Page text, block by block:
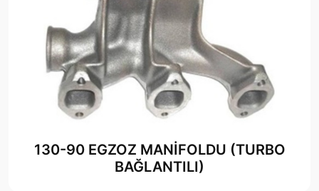
130-90 EGZOZ MANİFOLDU (TURBO
BAĞLANTILI)